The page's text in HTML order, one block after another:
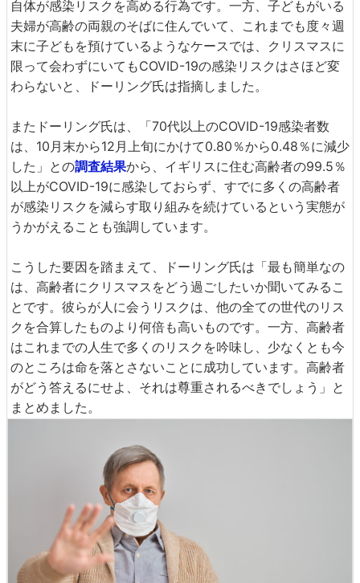
自体が感染リスクを高める行為です。一方、子どもがいる
夫婦が高齢の両親のそばに住んでいて、これまでも度々週
末に子どもを預けているようなケースでは、クリスマスに
限って会わずにいてもCOVID-19の感染リスクはさほど変
わらないと、ドーリング氏は指摘しました。
またドーリング氏は、「70代以上のCOVID-19感染者数
は、10月末から12月上旬にかけて0.80％から0.48％に減少
した」との調査結果から、イギリスに住む高齢者の99.5％
以上がCOVID-19に感染しておらず、すでに多くの高齢者
が感染リスクを減らす取り組みを続けているという実態が
うかがえることも強調しています。
こうした要因を踏まえて、ドーリング氏は「最も簡単なの
は、高齢者にクリスマスをどう過ごしたいか聞いてみるこ
とです。彼らが人に会うリスクは、他の全ての世代のリス
クを合算したものより何倍も高いものです。一方、高齢者
はこれまでの人生で多くのリスクを吟味し、少なくとも今
のところは命を落とさないことに成功しています。高齢者
がどう答えるにせよ、それは尊重されるべきでしょう」と
まとめました。